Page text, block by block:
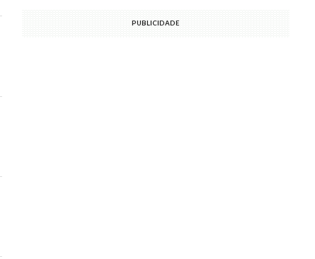
PUBLICIDADE